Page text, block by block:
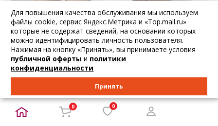
3 307₽ 4 580₽
Charutti
Лонгслив коричн...
44 46 48 50 52 54
В корзину
1 872₽ 2 700₽
Charutti
Лонгслив разноц...
48 52 54
Для повышения качества обслуживания мы используем
файлы cookie, сервис Яндекс.Метрика и «Top.mail.ru»
которые не содержат сведений, на основании которых
можно идентифицировать личность пользователя.
Нажимая на кнопку «Принять», вы принимаете условия
публичной оферты и политики
конфиденциальности
Принять
0 0